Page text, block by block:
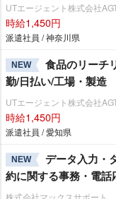
UTエージェント株式会社
時給1,450円
派遣社員 / 神奈川県
NEW
食品のリーチ
勤/日払い/工場・製造
UTエージェント株式会社
時給1,450円
派遣社員 / 愛知県
NEW
データ入力・
約に関する事務・電話
株式会社マックスサポート